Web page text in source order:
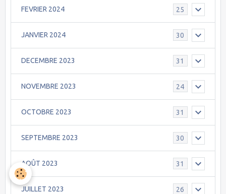
FEVRIER 2024 25
JANVIER 2024 30
DECEMBRE 2023 31
NOVEMBRE 2023 24
OCTOBRE 2023 31
SEPTEMBRE 2023 30
AOÛT 2023 31
JUILLET 2023 26